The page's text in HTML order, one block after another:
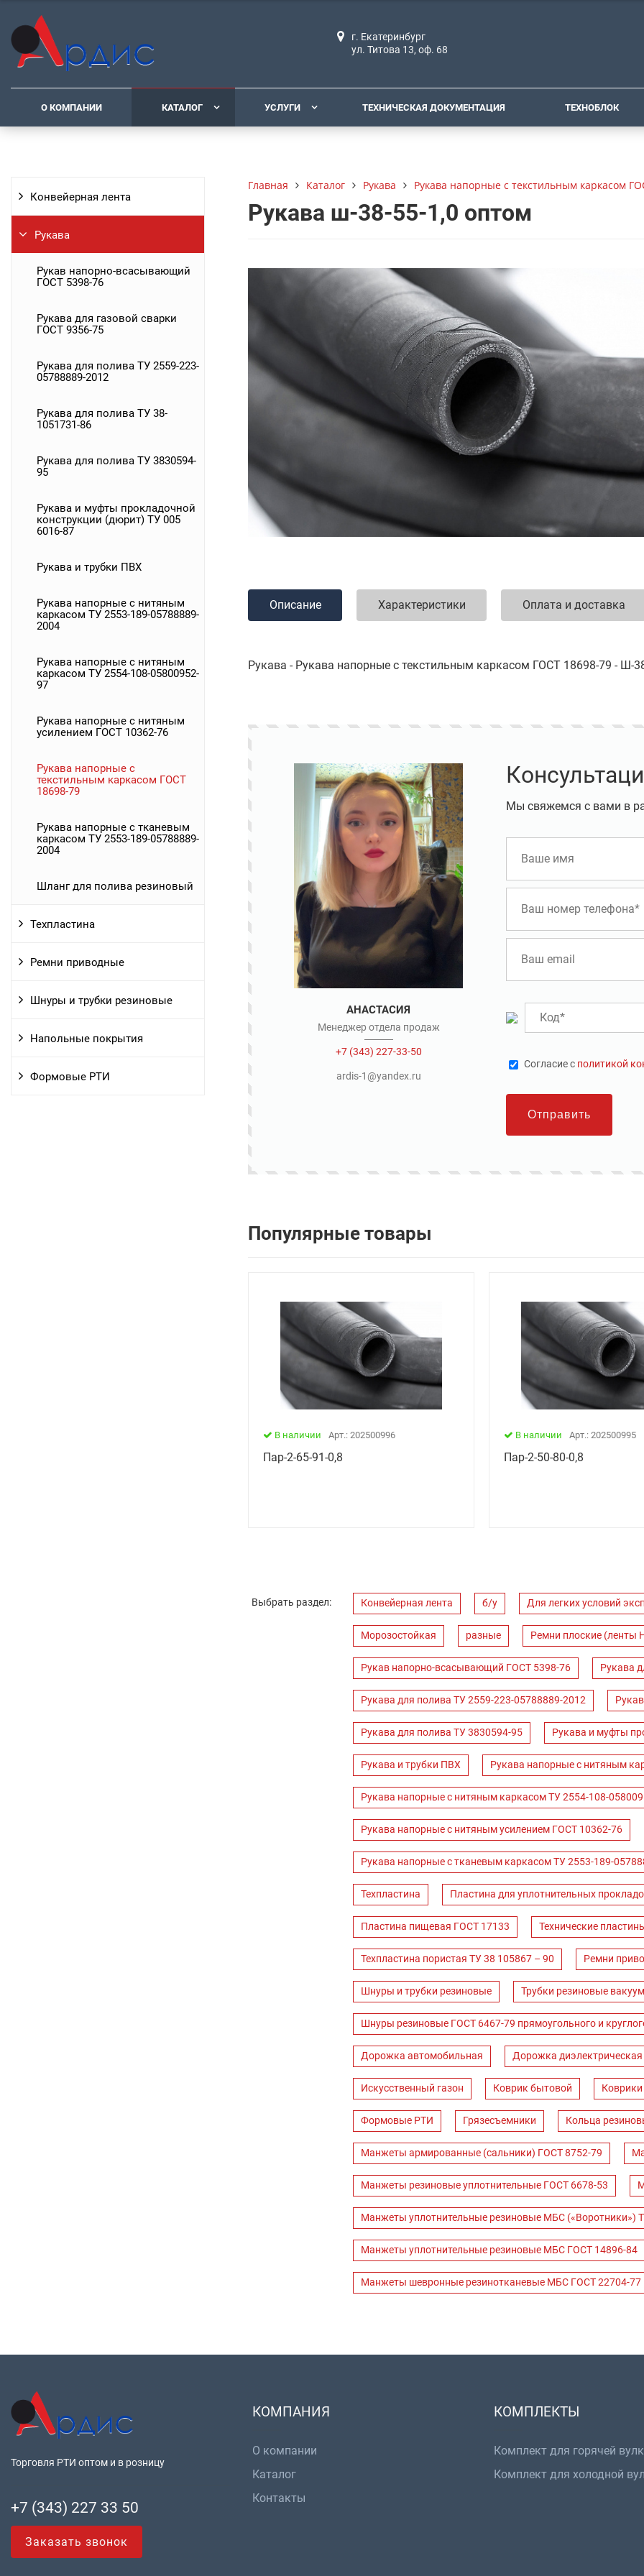
г. Екатеринбург
ул. Титова 13, оф. 68
О КОМПАНИИ КАТАЛОГ УСЛУГИ ТЕХНИЧЕСКАЯ ДОКУМЕНТАЦИЯ ТЕХНОБЛОК
Конвейерная лента
Рукава
Рукав напорно-всасывающий
ГОСТ 5398-76
Рукава для газовой сварки
ГОСТ 9356-75
Рукава для полива ТУ 2559-223-
05788889-2012
Рукава для полива ТУ 38-
1051731-86
Рукава для полива ТУ 3830594-
95
Рукава и муфты прокладочной
конструкции (дюрит) ТУ 005
6016-87
Рукава и трубки ПВХ
Рукава напорные с нитяным
каркасом ТУ 2553-189-05788889-
2004
Рукава напорные с нитяным
каркасом ТУ 2554-108-05800952-
97
Рукава напорные с нитяным
усилением ГОСТ 10362-76
Рукава напорные с
текстильным каркасом ГОСТ
18698-79
Рукава напорные с тканевым
каркасом ТУ 2553-189-05788889-
2004
Шланг для полива резиновый
Техпластина
Ремни приводные
Шнуры и трубки резиновые
Напольные покрытия
Формовые РТИ
Главная Каталог Рукава Рукава напорные с текстильным каркасом
Рукава ш-38-55-1,0 оптом
Описание Характеристики Оплата и доставка
Рукава - Рукава напорные с текстильным каркасом ГОСТ 18698-79 - Ш-
АНАСТАСИЯ
Менеджер отдела продаж
+7 (343) 227-33-50
ardis-1@yandex.ru
Мы свяжемся с вами в
Cогласие с политикой
Отправить
Популярные товары
В наличии Арт.: 202500996
Пар-2-65-91-0,8
В наличии Арт.: 202500995
Пар-2-50-80-0,8
Выбрать раздел: Конвейерная лента б/у Для легких условий
Морозостойкая разные Ремни плоские (ленты
Рукав напорно-всасывающий ГОСТ 5398-76 Рукава
Рукава для полива ТУ 2559-223-05788889-2012
Рукава для полива ТУ 3830594-95 Рукава и муфты
Рукава и трубки ПВХ Рукава напорные с нитяным
Рукава напорные с нитяным каркасом ТУ 2554-108-
Рукава напорные с нитяным усилением ГОСТ 10362-76
Рукава напорные с тканевым каркасом ТУ 2553-189-
Техпластина Пластина для уплотнительных
Пластина пищевая ГОСТ 17133 Технические
Техпластина пористая ТУ 38 105867 – 90 Ремни
Шнуры и трубки резиновые Трубки резиновые
Шнуры резиновые ГОСТ 6467-79 прямоугольного и
Дорожка автомобильная Дорожка диэлектрическая
Искусственный газон Коврик бытовой Коврики
Формовые РТИ Грязесъемники Кольца
Манжеты армированные (сальники) ГОСТ 8752-79
Манжеты резиновые уплотнительные ГОСТ 6678-53
Манжеты уплотнительные резиновые МБС («Воротники»)
Манжеты уплотнительные резиновые МБС ГОСТ 14896-84
Манжеты шевронные резинотканевые МБС ГОСТ 22704-77
Торговля РТИ оптом и в розницу
+7 (343) 227 33 50
Заказать звонок
КОМПАНИЯ
О компании
Каталог
Контакты
КОМПЛЕКТЫ
Комплект для горячей
Комплект для холодной